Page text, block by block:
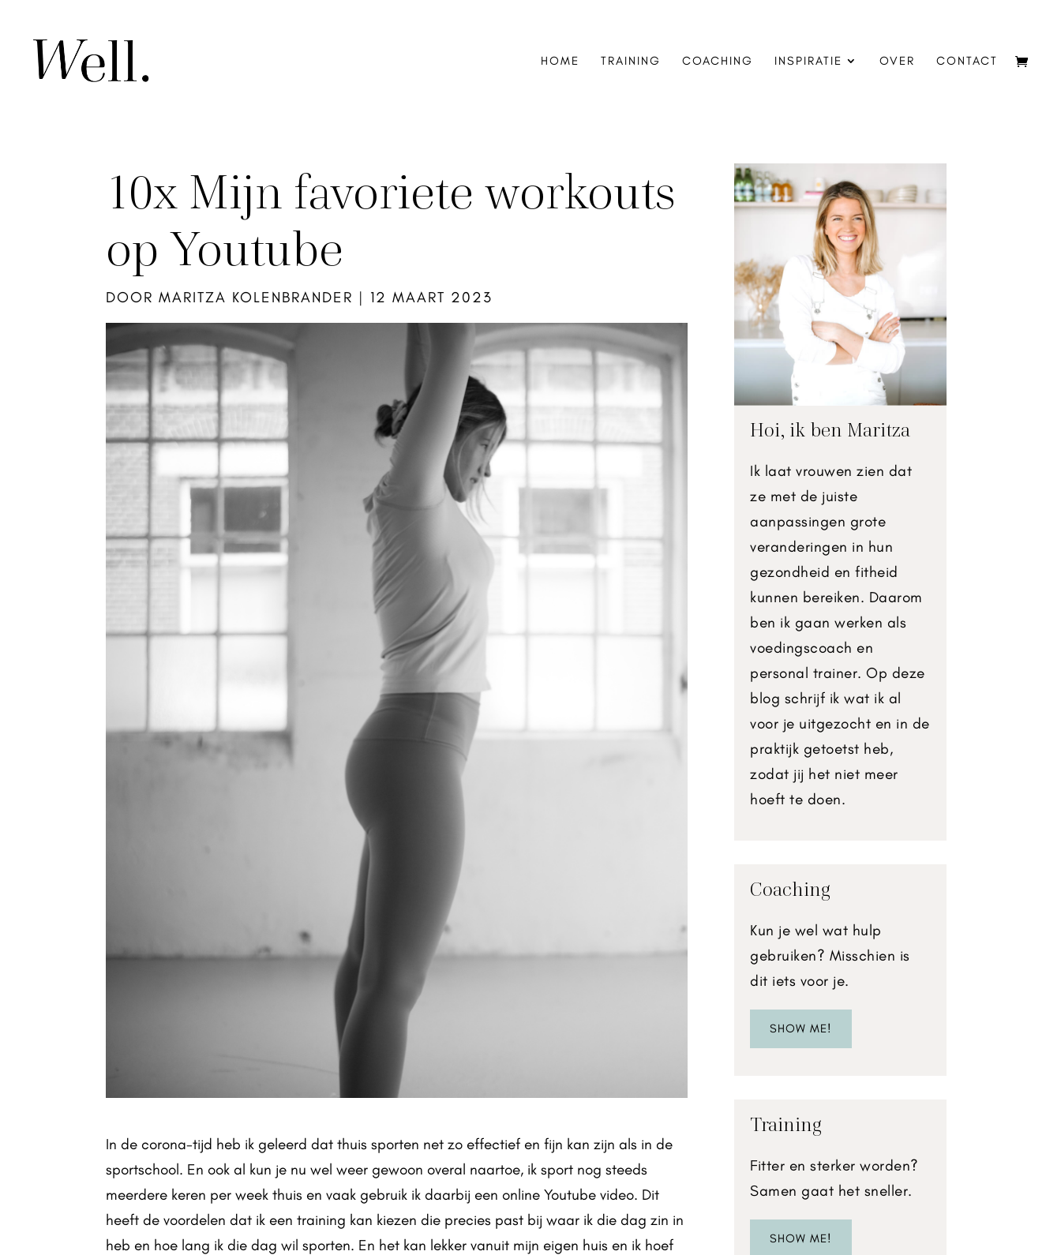
HOME TRAINING COACHING INSPIRATIE OVER CONTACT
10x Mijn favoriete workouts
op Youtube
DOORMARITZA KOLENBRANDER | 12 MAART 2023
In de corona-tijd heb ik geleerd dat thuis sporten net zo effectief en fijn kan zijn als in de
sportschool. En ook al kun je nu wel weer gewoon overal naartoe, ik sport nog steeds
meerdere keren per week thuis en vaak gebruik ik daarbij een online Youtube video. Dit
heeft de voordelen dat ik een training kan kiezen die precies past bij waar ik die dag zin in
heb en hoe lang ik die dag wil sporten. En het kan lekker vanuit mijn eigen huis en ik hoef
Hoi, ik ben Maritza
Ik laat vrouwen zien dat
ze met de juiste
aanpassingen grote
veranderingen in hun
gezondheid en fitheid
kunnen bereiken. Daarom
ben ik gaan werken als
voedingscoach en
personal trainer. Op deze
blog schrijf ik wat ik al
voor je uitgezocht en in de
praktijk getoetst heb,
zodat jij het niet meer
hoeft te doen.
Coaching
Kun je wel wat hulp
gebruiken? Misschien is
dit iets voor je.
SHOW ME!
Training
Fitter en sterker worden?
Samen gaat het sneller.
SHOW ME!